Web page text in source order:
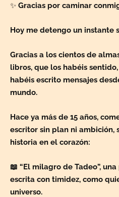
✨ Gracias por caminar
Hoy me detengo un instante
Gracias a los cientos de
libros, que los habéis
habéis escrito mensajes
mundo.
Hace ya más de 15 años,
escritor sin plan ni ambición,
historia en el corazón:
📖 “El milagro de Tadeo”,
escrita con timidez, como
universo.